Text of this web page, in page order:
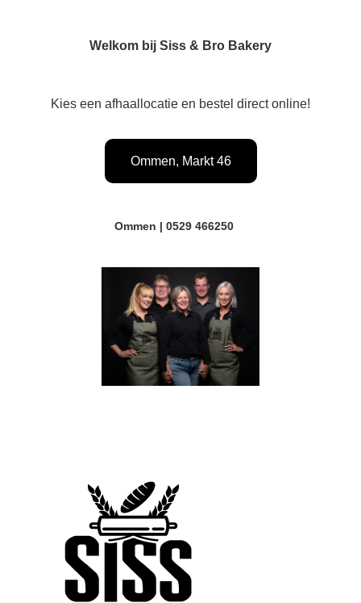
Welkom bij Siss & Bro Bakery
Kies een afhaallocatie en bestel direct online!
Ommen, Markt 46
Ommen | 0529 466250